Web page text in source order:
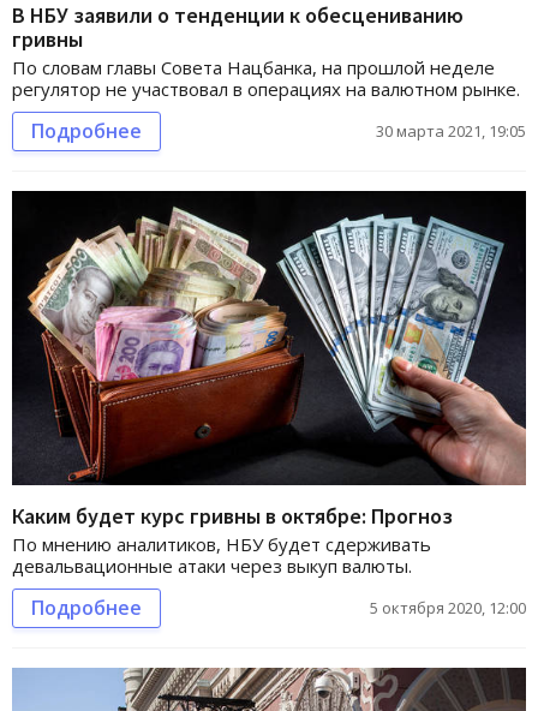
В НБУ заявили о тенденции к обесцениванию
гривны
По словам главы Совета Нацбанка, на прошлой неделе
регулятор не участвовал в операциях на валютном рынке.
Подробнее 30 марта 2021, 19:05
Каким будет курс гривны в октябре: Прогноз
По мнению аналитиков, НБУ будет сдерживать
девальвационные атаки через выкуп валюты.
Подробнее 5 октября 2020, 12:00